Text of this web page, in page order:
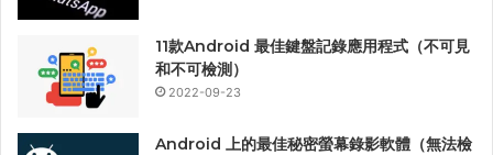
11款Android 最佳鍵盤記錄應用程式（不可見
和不可檢測）
2022-09-23
Android 上的最佳秘密螢幕錄影軟體（無法檢